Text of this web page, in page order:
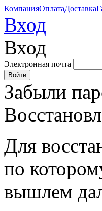
КомпанияОплатаДоставка
Вход
Вход
Электронная почта
Забыли
Для
по
вышлем